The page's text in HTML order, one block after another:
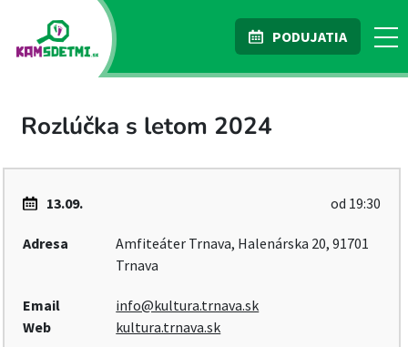
PODUJATIA
Rozlúčka s letom 2024
13.09. od 19:30
Adresa
Amfiteáter Trnava, Halenárska 20, 91701
Trnava
Email
info@kultura.trnava.sk
Web
kultura.trnava.sk